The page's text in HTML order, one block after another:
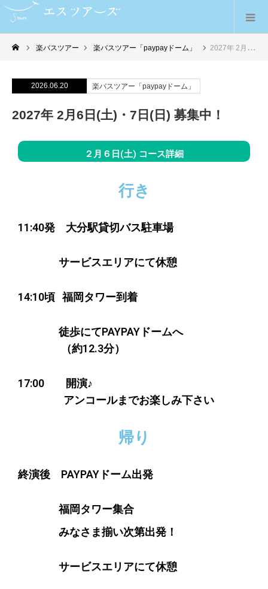
楽バスツアー 楽バスツアー「paypayドーム」 2027年 2月6日(土)・7日(日) 募集中！
2026.06.20 楽バスツアー「paypayドーム」
2027年 2月6日(土)・7日(日) 募集中！
２月６日(土) コース詳細
行き
11:40発大分駅貸切バス駐車場
サービスエリアにて休憩
14:10頃 福岡タワー到着
徒歩にてPAYPAYドームへ
（約12.3分）
17:00 開演♪
アンコールまでお楽しみ下さい
帰り
終演後 PAYPAYドーム出発
福岡タワー集合
みなさま揃い次第出発！
サービスエリアにて休憩